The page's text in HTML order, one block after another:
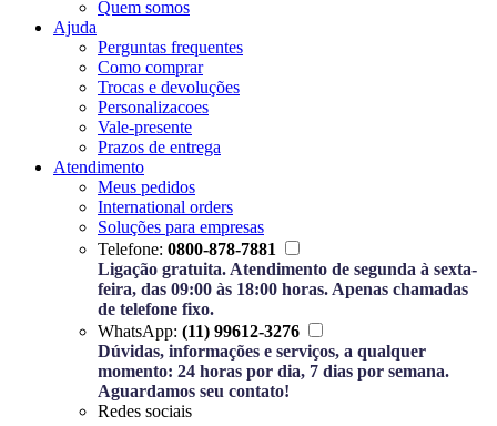
Quem somos
Ajuda
Perguntas frequentes
Como comprar
Trocas e devoluções
Personalizacoes
Vale-presente
Prazos de entrega
Atendimento
Meus pedidos
International orders
Soluções para empresas
Telefone: 0800-878-7881
Ligação gratuita. Atendimento de segunda à sexta-
feira, das 09:00 às 18:00 horas. Apenas chamadas
de telefone fixo.
WhatsApp: (11) 99612-3276
Dúvidas, informações e serviços, a qualquer
momento: 24 horas por dia, 7 dias por semana.
Aguardamos seu contato!
Redes sociais